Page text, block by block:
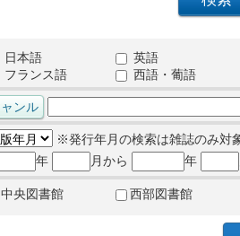
日本語
英語
フランス語
西語・葡語
※発行年月の検索は雑誌のみ対
年
月から 年
中央図書館 西部図書館